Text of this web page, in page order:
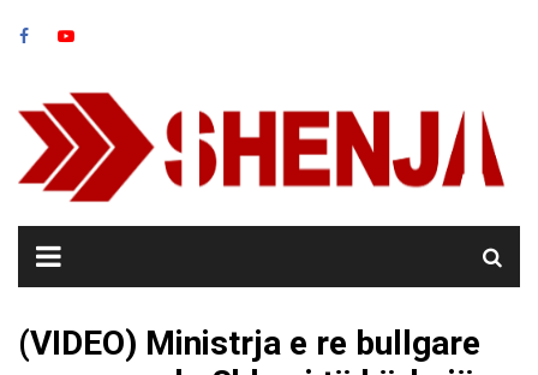
(VIDEO) Ministrja e re bullgare